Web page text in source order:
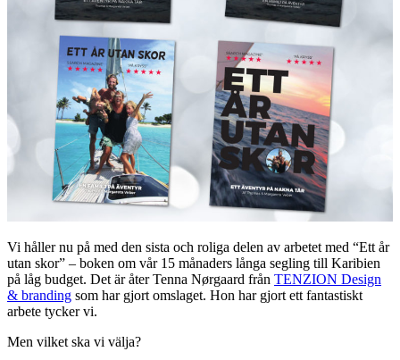
Vi håller nu på med den sista och roliga delen av arbetet med “Ett år
utan skor” – boken om vår 15 månaders långa segling till Karibien
på låg budget. Det är åter Tenna Nørgaard från TENZION Design
& branding som har gjort omslaget. Hon har gjort ett fantastiskt
arbete tycker vi.
Men vilket ska vi välja?